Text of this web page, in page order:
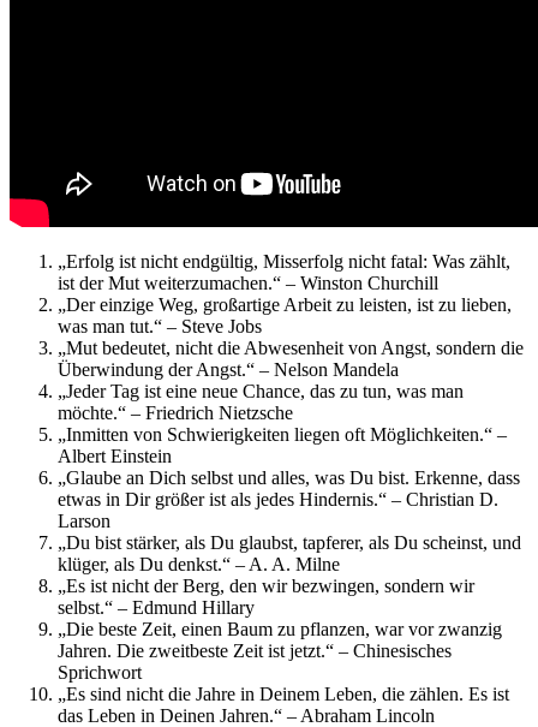
„Erfolg ist nicht endgültig, Misserfolg nicht fatal: Was zählt,
ist der Mut weiterzumachen.“ – Winston Churchill
„Der einzige Weg, großartige Arbeit zu leisten, ist zu lieben,
was man tut.“ – Steve Jobs
„Mut bedeutet, nicht die Abwesenheit von Angst, sondern die
Überwindung der Angst.“ – Nelson Mandela
„Jeder Tag ist eine neue Chance, das zu tun, was man
möchte.“ – Friedrich Nietzsche
„Inmitten von Schwierigkeiten liegen oft Möglichkeiten.“ –
Albert Einstein
„Glaube an Dich selbst und alles, was Du bist. Erkenne, dass
etwas in Dir größer ist als jedes Hindernis.“ – Christian D.
Larson
„Du bist stärker, als Du glaubst, tapferer, als Du scheinst, und
klüger, als Du denkst.“ – A. A. Milne
„Es ist nicht der Berg, den wir bezwingen, sondern wir
selbst.“ – Edmund Hillary
„Die beste Zeit, einen Baum zu pflanzen, war vor zwanzig
Jahren. Die zweitbeste Zeit ist jetzt.“ – Chinesisches
Sprichwort
„Es sind nicht die Jahre in Deinem Leben, die zählen. Es ist
das Leben in Deinen Jahren.“ – Abraham Lincoln